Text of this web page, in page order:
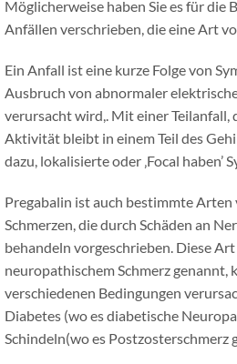
Möglicherweise haben Sie es für die
Anfällen verschrieben, die eine Art
Ein Anfall ist eine kurze Folge von
Ausbruch von abnormaler
verursacht wird,. Mit einer Teilanfall,
Aktivität bleibt in einem Teil des
dazu, lokalisierte oder ‚Focal haben’
Pregabalin ist auch bestimmte
Schmerzen, die durch Schäden an
behandeln vorgeschrieben. Diese Art
neuropathischem Schmerz genannt,
verschiedenen Bedingungen
Diabetes (wo es diabetische
Schindeln(wo es Postzosterschmerz